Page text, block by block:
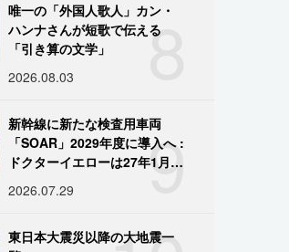
8
唯一の「外国人歌人」カン・
ハンナさんが短歌で伝える
「引き算の文学」
2026.08.03
9
新幹線に新たな検査用車両
「SOAR」2029年度に導入へ :
ドクターイエローは27年1月に
2026.07.29
東日本大震災以降の大地震一